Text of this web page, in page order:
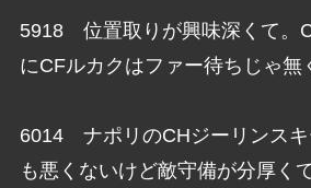
5918 位置取りが興味深くて。
にCFルカクはファー待ちじゃ無
6014 ナポリのCHジーリンスキ
も悪くないけど敵守備が分厚く